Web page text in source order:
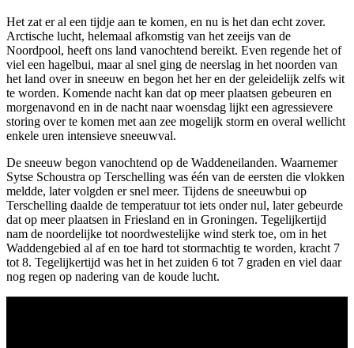
Het zat er al een tijdje aan te komen, en nu is het dan echt zover.
Arctische lucht, helemaal afkomstig van het zeeijs van de
Noordpool, heeft ons land vanochtend bereikt. Even regende het of
viel een hagelbui, maar al snel ging de neerslag in het noorden van
het land over in sneeuw en begon het her en der geleidelijk zelfs wit
te worden. Komende nacht kan dat op meer plaatsen gebeuren en
morgenavond en in de nacht naar woensdag lijkt een agressievere
storing over te komen met aan zee mogelijk storm en overal wellicht
enkele uren intensieve sneeuwval.
De sneeuw begon vanochtend op de Waddeneilanden. Waarnemer
Sytse Schoustra op Terschelling was één van de eersten die vlokken
meldde, later volgden er snel meer. Tijdens de sneeuwbui op
Terschelling daalde de temperatuur tot iets onder nul, later gebeurde
dat op meer plaatsen in Friesland en in Groningen. Tegelijkertijd
nam de noordelijke tot noordwestelijke wind sterk toe, om in het
Waddengebied al af en toe hard tot stormachtig te worden, kracht 7
tot 8. Tegelijkertijd was het in het zuiden 6 tot 7 graden en viel daar
nog regen op nadering van de koude lucht.